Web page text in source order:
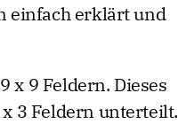
einfach erklärt und
x 9 Feldern. Dieses
3 Feldern unterteilt.